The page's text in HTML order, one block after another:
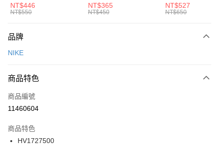
元大商業銀行
台灣樂天信用卡公司
AFTEE先享後付
【關於「AFTEE先享後付」】
便利好安心！
３．安心：先確認商品／服務後，再付款。
【「AFTEE先享後付」結帳流程】
１．於結帳方式選擇「AFTEE先享後付」後，將跳轉至「AFTEE先享後付」
２．訂單成立數日內，您將收到繳費通知簡訊。
３．收到繳費通知簡訊後14天內，點擊此簡訊中的連結，可透過四大超商／
ATM／網路銀行／等多元方式進行付款，方視為交易完成。
運送方式
每筆NT$100，滿NT$1,500(含以上)免運費
宅配
每筆NT$100，滿NT$1,500(含以上)免運費
付款後門市自取
每筆NT$100，滿NT$1,500(含以上)免運費
中統襪 FZ3393100
NT$446
NT$550
EMBRDY 男女 短統襪
FZ3073133
NT$365
NT$450
BA5871010
NT$527
NT$650
品牌
NIKE
商品特色
商品編號
11460604
商品特色
HV1727500